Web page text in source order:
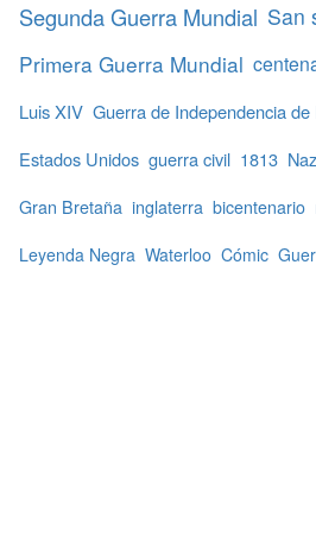
Segunda Guerra Mundial San
Primera Guerra Mundial
Luis XIV Guerra de Independencia
Estados Unidos guerra civil 1813
Gran Bretaña inglaterra bicentenario
Leyenda Negra Waterloo Cómic